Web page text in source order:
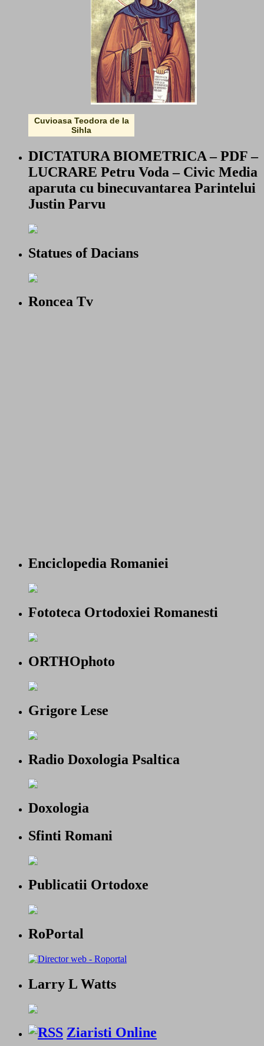
Cuvioasa Teodora de la
Sihla
DICTATURA BIOMETRICA – PDF –
LUCRARE Petru Voda – Civic Media
aparuta cu binecuvantarea Parintelui
Justin Parvu
Statues of Dacians
Roncea Tv
Enciclopedia Romaniei
Fototeca Ortodoxiei Romanesti
ORTHOphoto
Grigore Lese
Radio Doxologia Psaltica
Doxologia
Sfinti Romani
Publicatii Ortodoxe
RoPortal
Larry L Watts
Ziaristi Online